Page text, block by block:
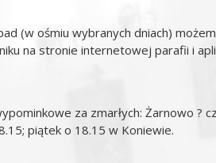
(w ośmiu wybranych dniach)
na stronie internetowej parafii i
za zmarłych: Żarnowo ?
piątek o 18.15 w Koniewie.